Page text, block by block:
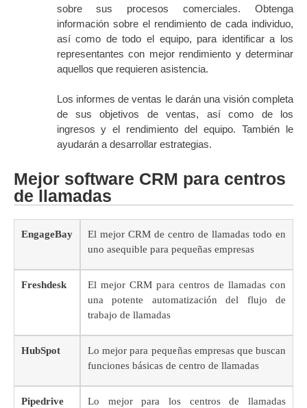
sobre sus procesos comerciales. Obtenga
información sobre el rendimiento de cada individuo,
así como de todo el equipo, para identificar a los
representantes con mejor rendimiento y determinar
aquellos que requieren asistencia.
Los informes de ventas le darán una visión completa
de sus objetivos de ventas, así como de los
ingresos y el rendimiento del equipo. También le
ayudarán a desarrollar estrategias.
Mejor software CRM para centros
de llamadas
EngageBay
El mejor CRM de centro de llamadas todo en
uno asequible para pequeñas empresas
Freshdesk
El mejor CRM para centros de llamadas con
una potente automatización del flujo de
trabajo de llamadas
HubSpot
Lo mejor para pequeñas empresas que buscan
funciones básicas de centro de llamadas
Pipedrive
Lo mejor para los centros de llamadas